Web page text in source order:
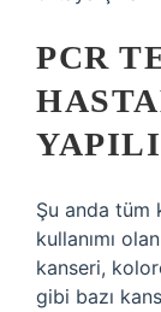
PCR
Şu anda tüm
kullanımı
kanseri,
gibi bazı